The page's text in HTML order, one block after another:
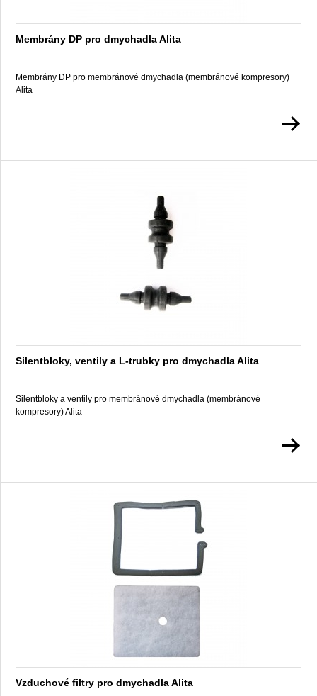
Membrány DP pro dmychadla Alita
Membrány DP pro membránové dmychadla (membránové kompresory)
Alita
Silentbloky, ventily a L-trubky pro dmychadla Alita
Silentbloky a ventily pro membránové dmychadla (membránové
kompresory) Alita
Vzduchové filtry pro dmychadla Alita